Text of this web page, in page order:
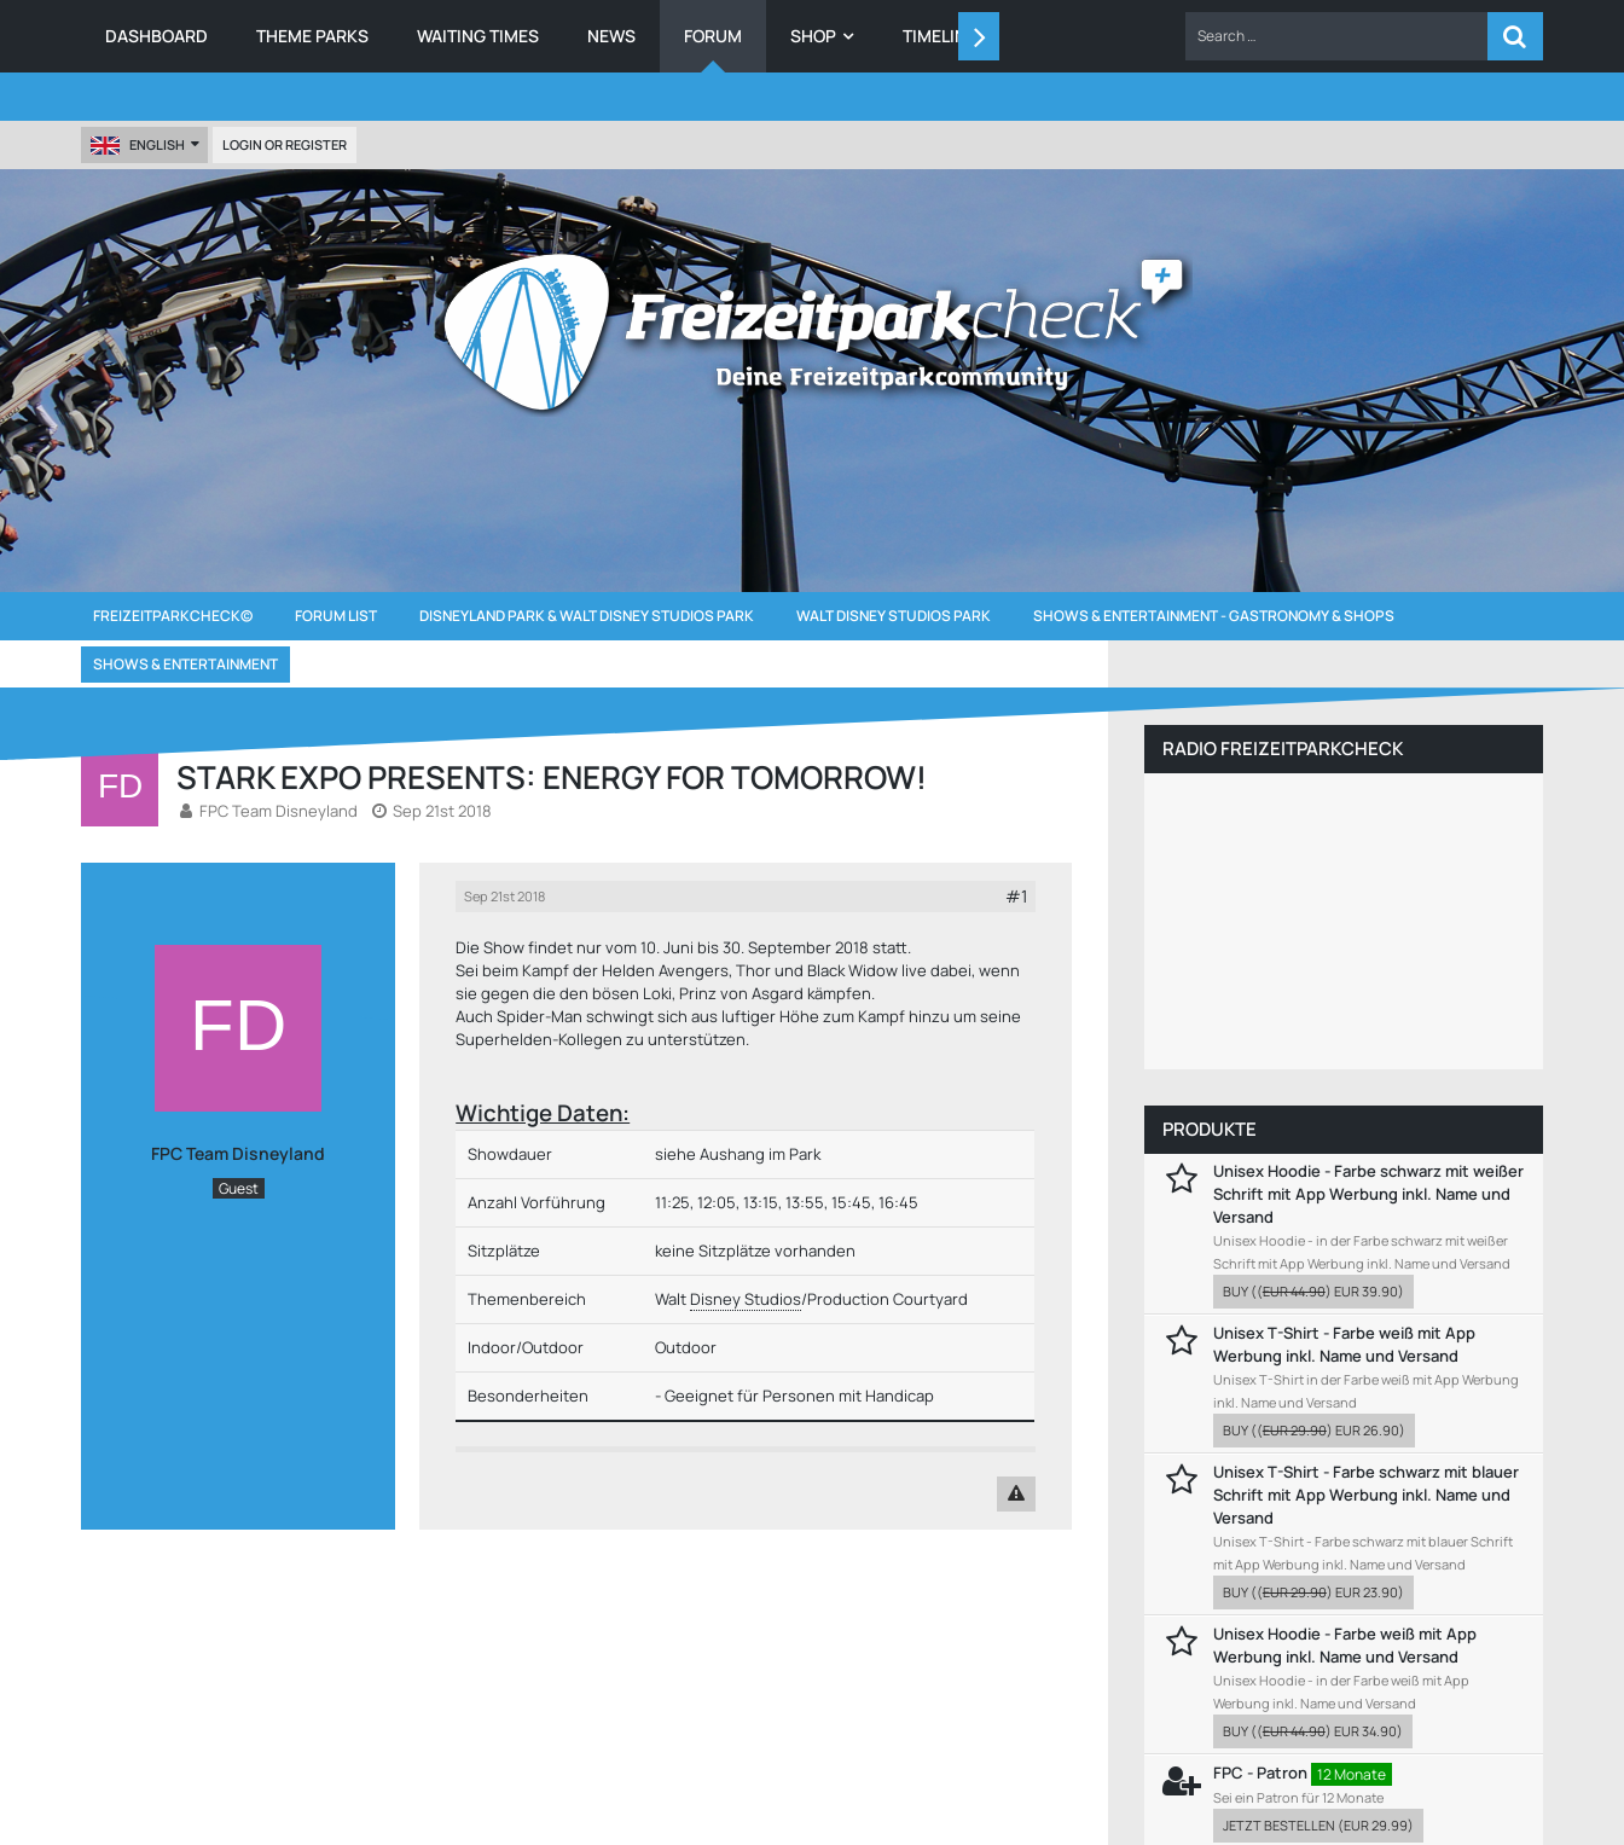
DASHBOARD THEME PARKS WAITING TIMES NEWS FORUM SHOP TIMELINE
ENGLISH LOGIN OR REGISTER
FREIZEITPARKCHECK© FORUM LIST DISNEYLAND PARK & WALT DISNEY STUDIOS PARK WALT DISNEY STUDIOS PARK SHOWS & ENTERTAINMENT - GASTRONOMY & SHOPS
SHOWS & ENTERTAINMENT
STARK EXPO PRESENTS: ENERGY FOR TOMORROW!
FPC Team Disneyland Sep 21st 2018
FPC Team Disneyland
Guest
Sep 21st 2018 #1
Die Show findet nur vom 10. Juni bis 30. September 2018 statt.
Sei beim Kampf der Helden Avengers, Thor und Black Widow live dabei, wenn
sie gegen die den bösen Loki, Prinz von Asgard kämpfen.
Auch Spider-Man schwingt sich aus luftiger Höhe zum Kampf hinzu um seine
Superhelden-Kollegen zu unterstützen.
Wichtige Daten:
Showdauer siehe Aushang im Park
Anzahl Vorführung 11:25, 12:05, 13:15, 13:55, 15:45, 16:45
Sitzplätze keine Sitzplätze vorhanden
Themenbereich Walt Disney Studios/Production Courtyard
Indoor/Outdoor Outdoor
Besonderheiten - Geeignet für Personen mit Handicap
RADIO FREIZEITPARKCHECK
PRODUKTE
Unisex Hoodie - Farbe schwarz mit weißer
Schrift mit App Werbung inkl. Name und
Versand
Unisex Hoodie - in der Farbe schwarz mit weißer
Schrift mit App Werbung inkl. Name und Versand
BUY ((EUR 44.90) EUR 39.90)
Unisex T-Shirt - Farbe weiß mit App
Werbung inkl. Name und Versand
Unisex T-Shirt in der Farbe weiß mit App Werbung
inkl. Name und Versand
BUY ((EUR 29.90) EUR 26.90)
Unisex T-Shirt - Farbe schwarz mit blauer
Schrift mit App Werbung inkl. Name und
Versand
Unisex T-Shirt - Farbe schwarz mit blauer Schrift
mit App Werbung inkl. Name und Versand
BUY ((EUR 29.90) EUR 23.90)
Unisex Hoodie - Farbe weiß mit App
Werbung inkl. Name und Versand
Unisex Hoodie - in der Farbe weiß mit App
Werbung inkl. Name und Versand
BUY ((EUR 44.90) EUR 34.90)
FPC - Patron 12 Monate
Sei ein Patron für 12 Monate
JETZT BESTELLEN (EUR 29.99)